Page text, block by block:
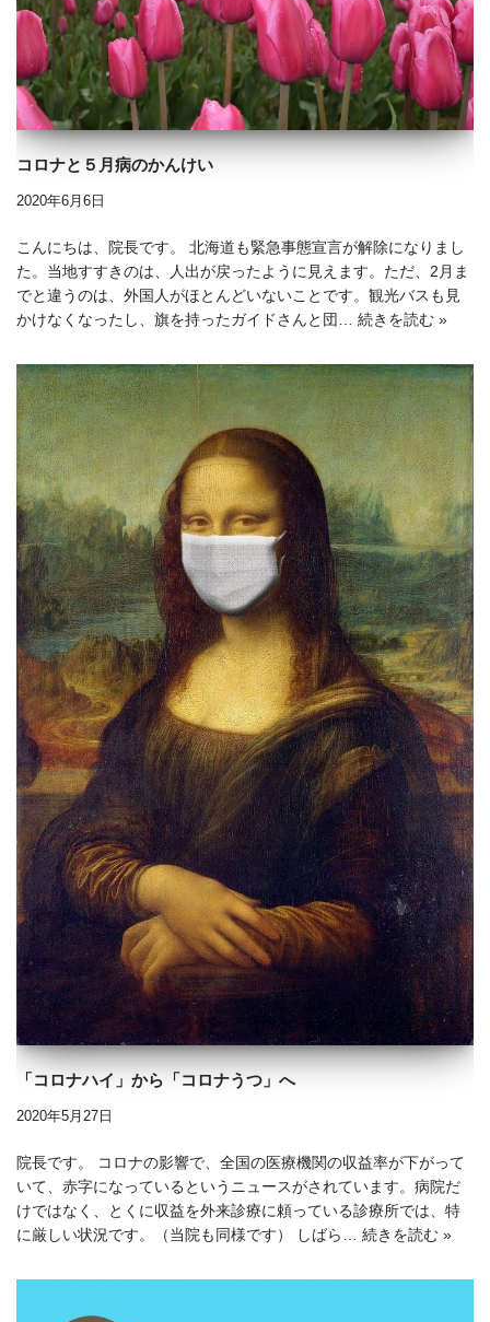
コロナと５月病のかんけい
2020年6月6日
こんにちは、院長です。 北海道も緊急事態宣言が解除になりまし
た。当地すすきのは、人出が戻ったように見えます。ただ、2月ま
でと違うのは、外国人がほとんどいないことです。観光バスも見
かけなくなったし、旗を持ったガイドさんと団… 続きを読む »
「コロナハイ」から「コロナうつ」へ
2020年5月27日
院長です。 コロナの影響で、全国の医療機関の収益率が下がって
いて、赤字になっているというニュースがされています。病院だ
けではなく、とくに収益を外来診療に頼っている診療所では、特
に厳しい状況です。（当院も同様です） しばら… 続きを読む »